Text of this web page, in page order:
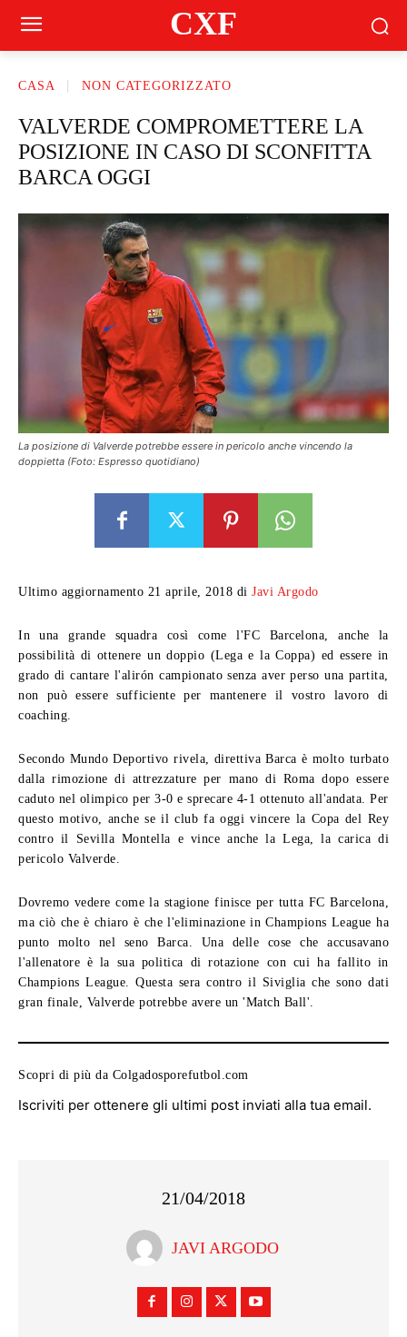
CXF
CASA NON CATEGORIZZATO
VALVERDE COMPROMETTERE LA
POSIZIONE IN CASO DI SCONFITTA
BARCA OGGI
La posizione di Valverde potrebbe essere in pericolo anche vincendo la
doppietta (Foto: Espresso quotidiano)
Ultimo aggiornamento 21 aprile, 2018 di Javi Argodo
In una grande squadra così come l'FC Barcelona, ​​anche la
possibilità di ottenere un doppio (Lega e la Coppa) ed essere in
grado di cantare l'alirón campionato senza aver perso una partita,
non può essere sufficiente per mantenere il vostro lavoro di
coaching.
Secondo Mundo Deportivo rivela, direttiva Barca è molto turbato
dalla rimozione di attrezzature per mano di Roma dopo essere
caduto nel olimpico per 3-0 e sprecare 4-1 ottenuto all'andata. Per
questo motivo, anche se il club fa oggi vincere la Copa del Rey
contro il Sevilla Montella e vince anche la Lega, la carica di
pericolo Valverde.
Dovremo vedere come la stagione finisce per tutta FC Barcelona,
ma ciò che è chiaro è che l'eliminazione in Champions League ha
punto molto nel seno Barca. Una delle cose che accusavano
l'allenatore è la sua politica di rotazione con cui ha fallito in
Champions League. Questa sera contro il Siviglia che sono dati
gran finale, Valverde potrebbe avere un 'Match Ball'.
Scopri di più da Colgadosporefutbol.com
Iscriviti per ottenere gli ultimi post inviati alla tua email.
21/04/2018
JAVI ARGODO